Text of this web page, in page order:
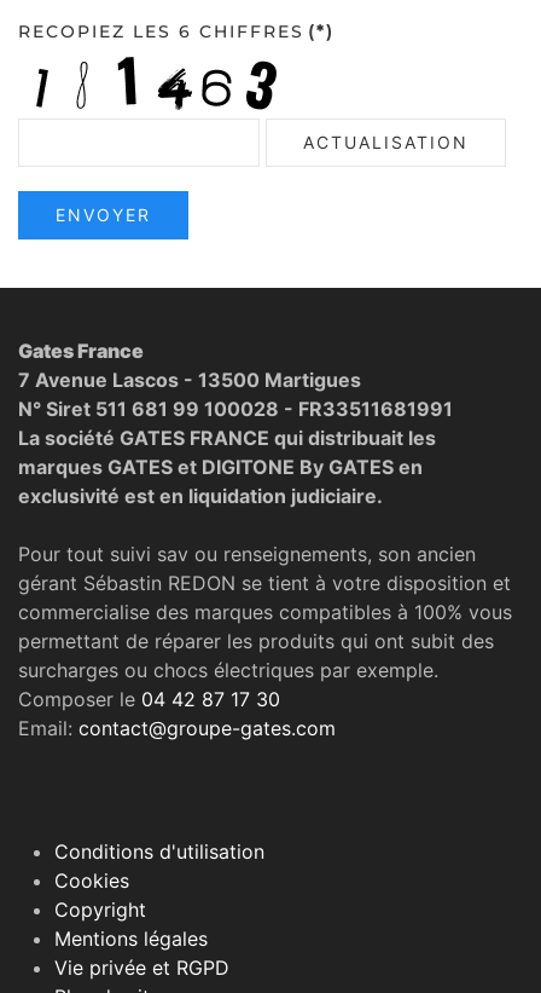
RECOPIEZ LES 6 CHIFFRES (*)
ACTUALISATION
ENVOYER
Gates France
7 Avenue Lascos - 13500 Martigues
N° Siret 511 681 99 100028 - FR33511681991
La société GATES FRANCE qui distribuait les
marques GATES et DIGITONE By GATES en
exclusivité est en liquidation judiciaire.
Pour tout suivi sav ou renseignements, son ancien
gérant Sébastin REDON se tient à votre disposition et
commercialise des marques compatibles à 100% vous
permettant de réparer les produits qui ont subit des
surcharges ou chocs électriques par exemple.
Composer le 04 42 87 17 30
Email: contact@groupe-gates.com
Conditions d'utilisation
Cookies
Copyright
Mentions légales
Vie privée et RGPD